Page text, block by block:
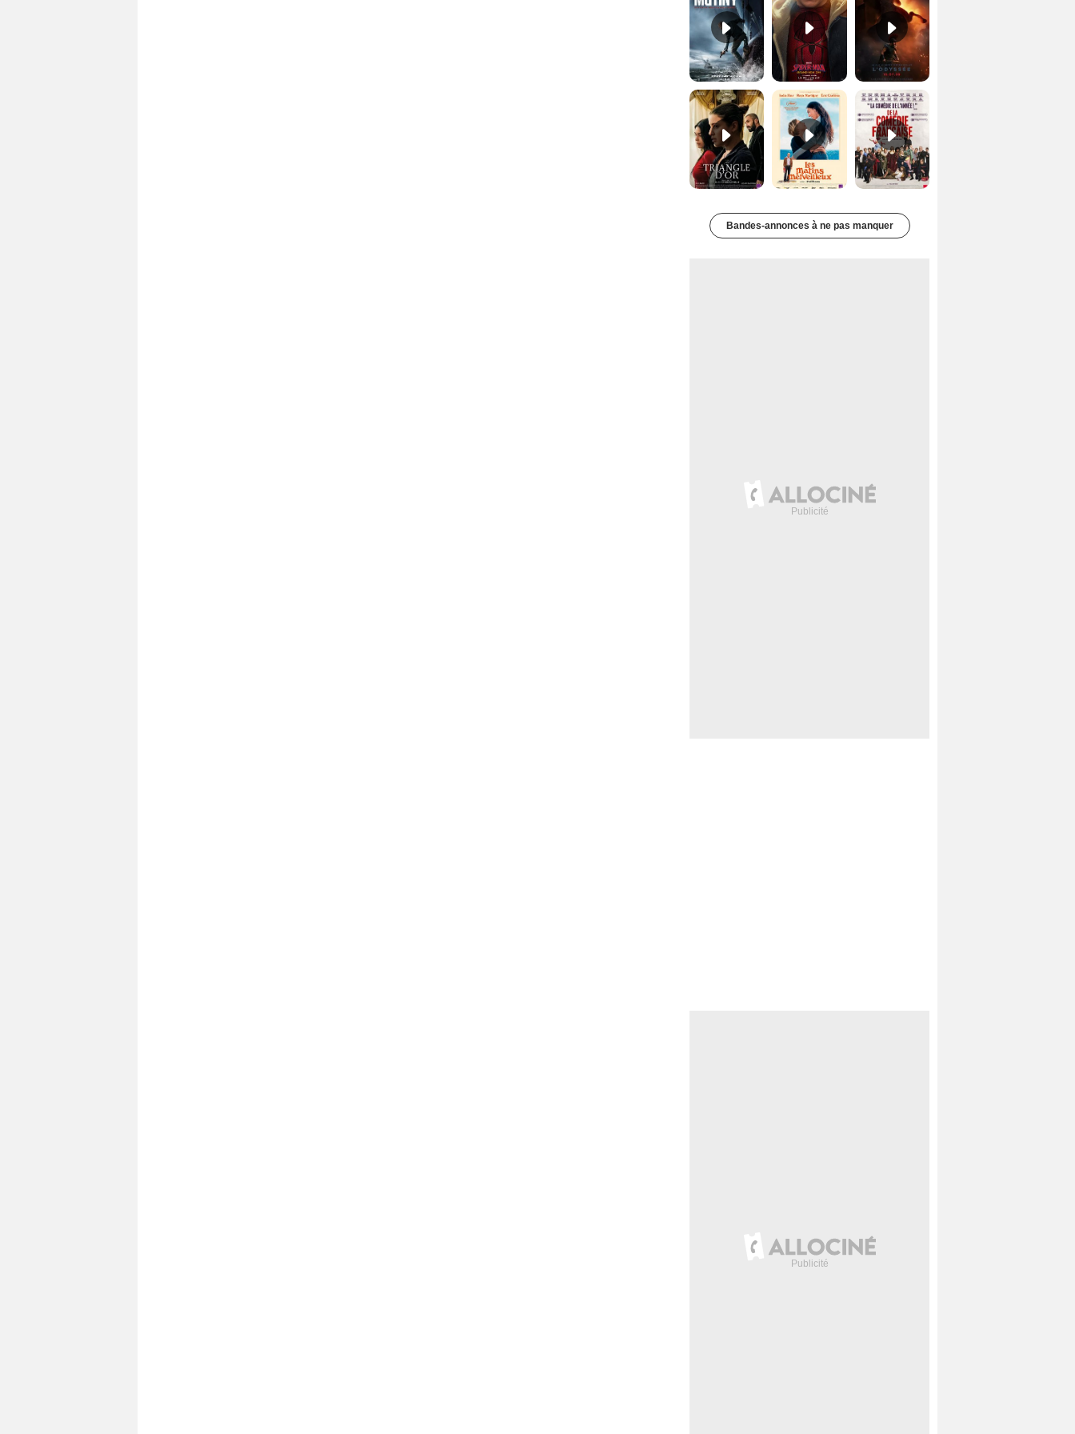
Le Triangle d'or Bande-annonce VF De la Comédie-Française Teaser VF
Bandes-annonces à ne pas manquer